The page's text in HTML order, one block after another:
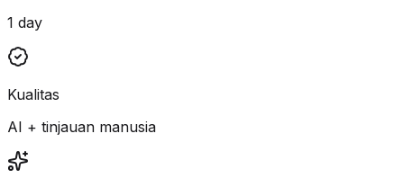
1 day
Kualitas
AI + tinjauan manusia